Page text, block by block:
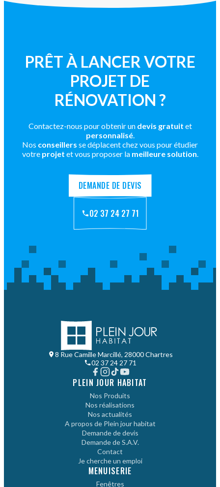
PRÊT À LANCER VOTRE
PROJET DE
RÉNOVATION ?
Contactez-nous pour obtenir un devis gratuit et
personnalisé.
Nos conseillers se déplacent chez vous pour étudier
votre projet et vous proposer la meilleure solution.
DEMANDE DE DEVIS
02 37 24 27 71
8 Rue Camille Marcillé, 28000 Chartres
02 37 24 27 71
PLEIN JOUR HABITAT
Nos Produits
Nos réalisations
Nos actualités
A propos de Plein jour habitat
Demande de devis
Demande de S.A.V.
Contact
Je cherche un emploi
MENUISERIE
Fenêtres